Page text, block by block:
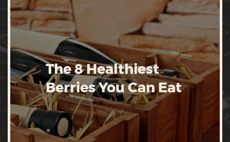
The 8 Healthiest
Berries You Can Eat
O NAMA
GALERIJA
KONTAKT